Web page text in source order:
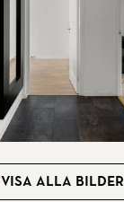
Visa alla bilder